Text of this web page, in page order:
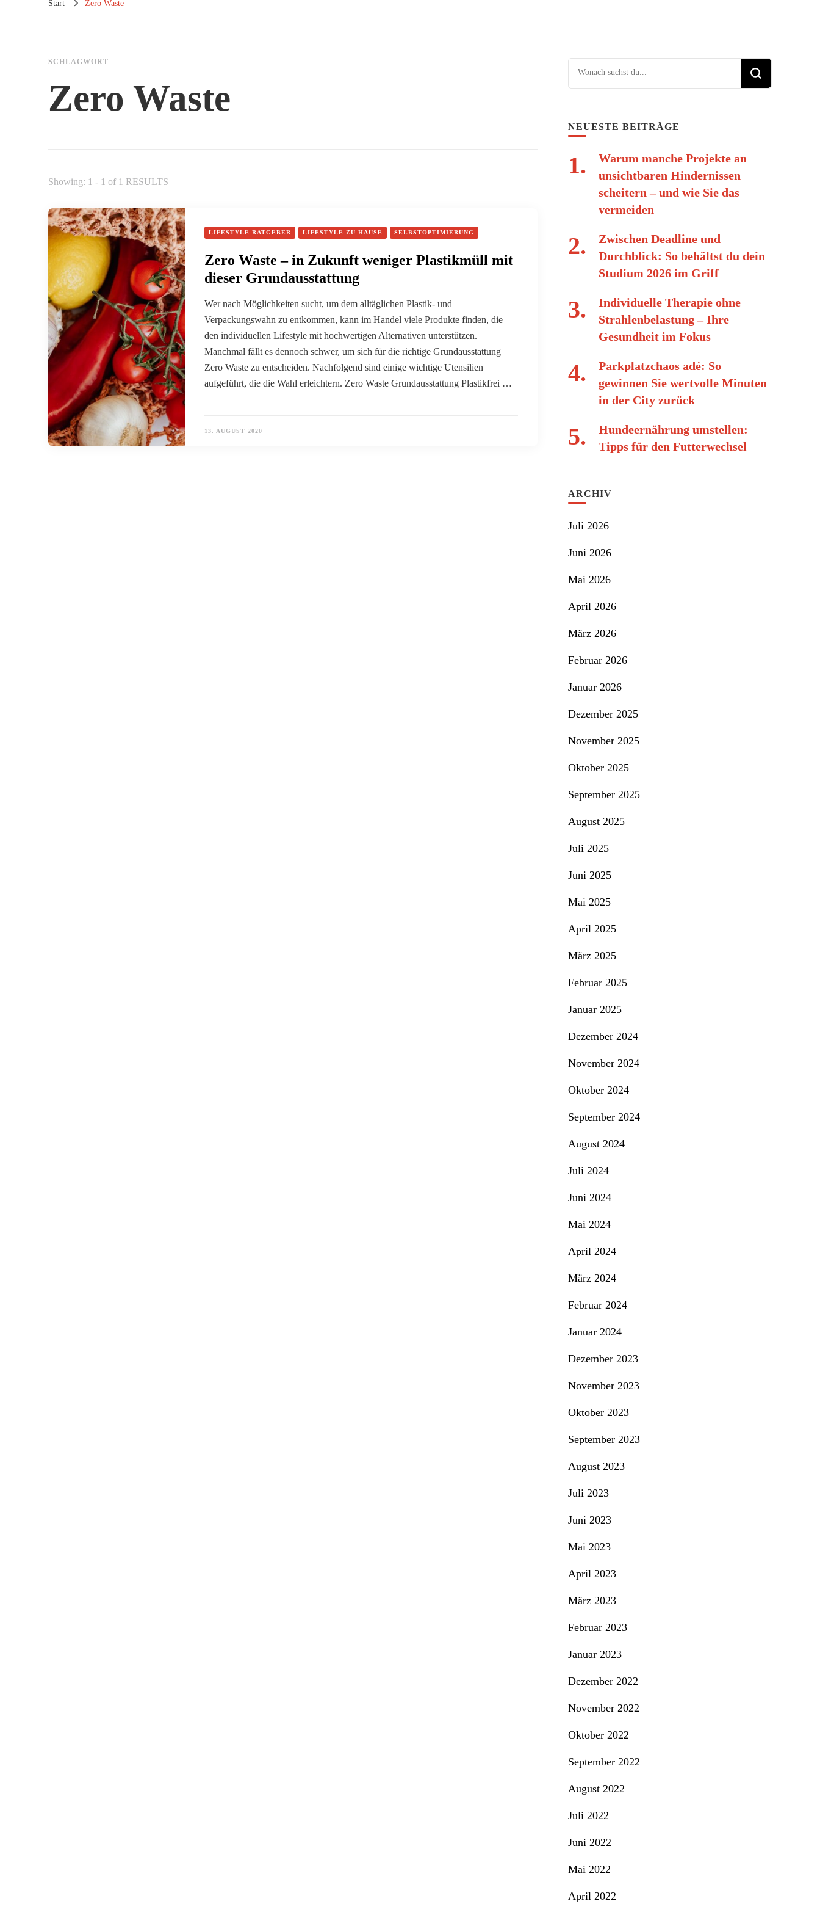
Start Zero Waste
SCHLAGWORT
Zero Waste
Showing: 1 - 1 of 1 RESULTS
LIFESTYLE RATGEBER LIFESTYLE ZU HAUSE SELBSTOPTIMIERUNG
Zero Waste – in Zukunft weniger Plastikmüll mit
dieser Grundausstattung
Wer nach Möglichkeiten sucht, um dem alltäglichen Plastik- und
Verpackungswahn zu entkommen, kann im Handel viele Produkte finden, die
den individuellen Lifestyle mit hochwertigen Alternativen unterstützen.
Manchmal fällt es dennoch schwer, um sich für die richtige Grundausstattung
Zero Waste zu entscheiden. Nachfolgend sind einige wichtige Utensilien
aufgeführt, die die Wahl erleichtern. Zero Waste Grundausstattung Plastikfrei …
13. AUGUST 2020
Suchst du nach etwas?
NEUESTE BEITRÄGE
Warum manche Projekte an
unsichtbaren Hindernissen
scheitern – und wie Sie das
vermeiden
Zwischen Deadline und
Durchblick: So behältst du dein
Studium 2026 im Griff
Individuelle Therapie ohne
Strahlenbelastung – Ihre
Gesundheit im Fokus
Parkplatzchaos adé: So
gewinnen Sie wertvolle Minuten
in der City zurück
Hundeernährung umstellen:
Tipps für den Futterwechsel
ARCHIV
Juli 2026
Juni 2026
Mai 2026
April 2026
März 2026
Februar 2026
Januar 2026
Dezember 2025
November 2025
Oktober 2025
September 2025
August 2025
Juli 2025
Juni 2025
Mai 2025
April 2025
März 2025
Februar 2025
Januar 2025
Dezember 2024
November 2024
Oktober 2024
September 2024
August 2024
Juli 2024
Juni 2024
Mai 2024
April 2024
März 2024
Februar 2024
Januar 2024
Dezember 2023
November 2023
Oktober 2023
September 2023
August 2023
Juli 2023
Juni 2023
Mai 2023
April 2023
März 2023
Februar 2023
Januar 2023
Dezember 2022
November 2022
Oktober 2022
September 2022
August 2022
Juli 2022
Juni 2022
Mai 2022
April 2022